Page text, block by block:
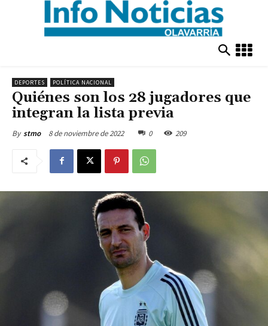
DEPORTES POLÍTICA NACIONAL
Quiénes son los 28 jugadores que
integran la lista previa
By stmo 8 de noviembre de 2022 0 209